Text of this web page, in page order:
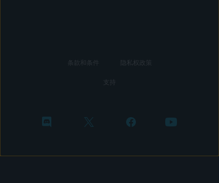
条款和条件 隐私权政策
支持